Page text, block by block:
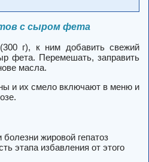
с сыром фета
г), к ним добавить свежий
фета. Перемешать, заправить
масла.
и их смело включают в меню и
жировой гепатоз
этапа избавления от этого